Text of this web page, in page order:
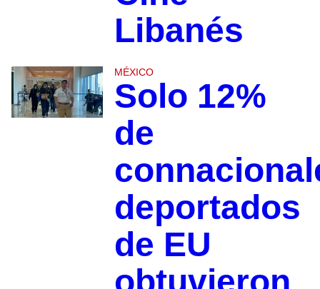
Libanés
MÉXICO
Solo 12%
de
deportados
de EU
obtuvieron